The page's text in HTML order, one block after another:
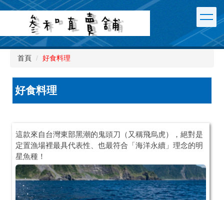
跳
要
內
首頁 好食料理
好食料理
這款來自台灣東部黑潮的鬼頭刀（又稱飛烏虎），絕對是
定置漁場裡最具代表性、也最符合「海洋永續」理念的明
星魚種！